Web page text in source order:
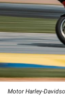
Motor Harley-